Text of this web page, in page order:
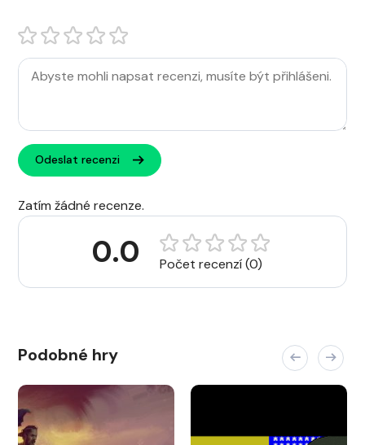
Odeslat recenzi
Zatím žádné recenze.
0.0 Počet recenzí (0)
Podobné hry